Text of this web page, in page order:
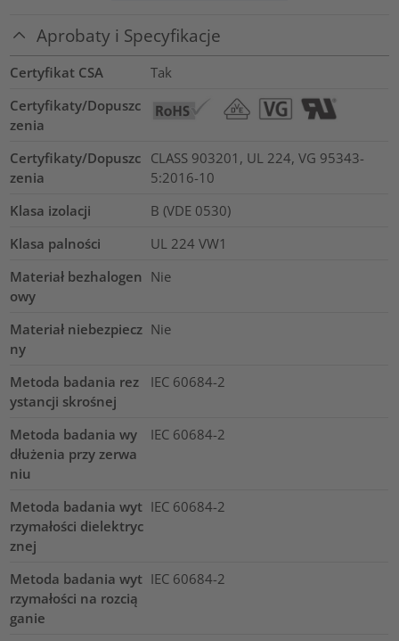
Aprobaty i Specyfikacje
Certyfikat CSA
Tak
Certyfikaty/Dopuszc
zenia
Certyfikaty/Dopuszc
zenia
CLASS 903201, UL 224, VG 95343-
5:2016-10
Klasa izolacji
B (VDE 0530)
Klasa palności
UL 224 VW1
Materiał bezhalogen
owy
Nie
Materiał niebezpiecz
ny
Nie
Metoda badania rez
ystancji skrośnej
IEC 60684-2
Metoda badania wy
dłużenia przy zerwa
niu
IEC 60684-2
Metoda badania wyt
rzymałości dielektryc
znej
IEC 60684-2
Metoda badania wyt
rzymałości na rozcią
ganie
IEC 60684-2